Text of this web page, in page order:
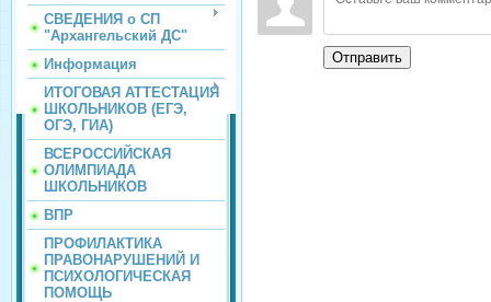
СВЕДЕНИЯ о СП
"Архангельский ДС"
Информация
ИТОГОВАЯ АТТЕСТАЦИЯ
ШКОЛЬНИКОВ (ЕГЭ,
ОГЭ, ГИА)
ВСЕРОССИЙСКАЯ
ОЛИМПИАДА
ШКОЛЬНИКОВ
ВПР
ПРОФИЛАКТИКА
ПРАВОНАРУШЕНИЙ И
ПСИХОЛОГИЧЕСКАЯ
ПОМОЩЬ
Отправить